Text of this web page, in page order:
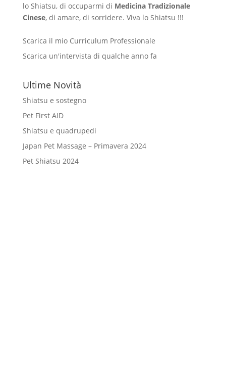
lo Shiatsu, di occuparmi di Medicina Tradizionale
Cinese, di amare, di sorridere. Viva lo Shiatsu !!!
Scarica il mio Curriculum Professionale
Scarica un'intervista di qualche anno fa
Ultime Novità
Shiatsu e sostegno
Pet First AID
Shiatsu e quadrupedi
Japan Pet Massage – Primavera 2024
Pet Shiatsu 2024